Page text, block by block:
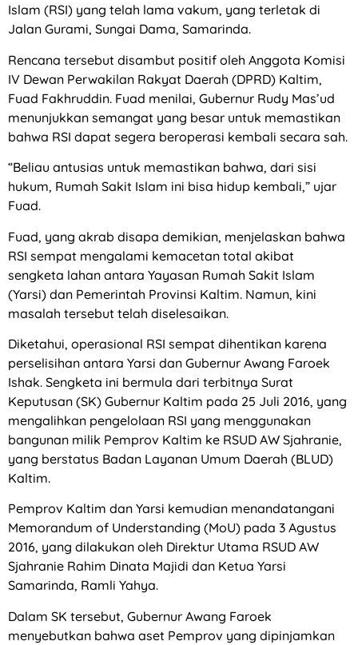
Islam (RSI) yang telah lama vakum, yang terletak di
Jalan Gurami, Sungai Dama, Samarinda.
Rencana tersebut disambut positif oleh Anggota Komisi
IV Dewan Perwakilan Rakyat Daerah (DPRD) Kaltim,
Fuad Fakhruddin. Fuad menilai, Gubernur Rudy Mas’ud
menunjukkan semangat yang besar untuk memastikan
bahwa RSI dapat segera beroperasi kembali secara sah.
“Beliau antusias untuk memastikan bahwa, dari sisi
hukum, Rumah Sakit Islam ini bisa hidup kembali,” ujar
Fuad.
Fuad, yang akrab disapa demikian, menjelaskan bahwa
RSI sempat mengalami kemacetan total akibat
sengketa lahan antara Yayasan Rumah Sakit Islam
(Yarsi) dan Pemerintah Provinsi Kaltim. Namun, kini
masalah tersebut telah diselesaikan.
Diketahui, operasional RSI sempat dihentikan karena
perselisihan antara Yarsi dan Gubernur Awang Faroek
Ishak. Sengketa ini bermula dari terbitnya Surat
Keputusan (SK) Gubernur Kaltim pada 25 Juli 2016, yang
mengalihkan pengelolaan RSI yang menggunakan
bangunan milik Pemprov Kaltim ke RSUD AW Sjahranie,
yang berstatus Badan Layanan Umum Daerah (BLUD)
Kaltim.
Pemprov Kaltim dan Yarsi kemudian menandatangani
Memorandum of Understanding (MoU) pada 3 Agustus
2016, yang dilakukan oleh Direktur Utama RSUD AW
Sjahranie Rahim Dinata Majidi dan Ketua Yarsi
Samarinda, Ramli Yahya.
Dalam SK tersebut, Gubernur Awang Faroek
menyebutkan bahwa aset Pemprov yang dipinjamkan